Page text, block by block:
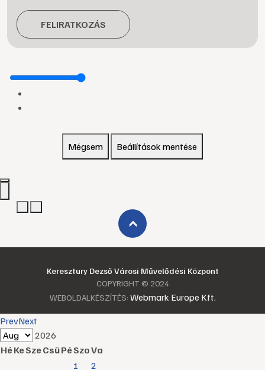
FELIRATKOZÁS
Mégsem Beállítások mentése
›
Keresztury Dezső Városi Művelődési Központ
COPYRIGHT © 2024
WEBOLDALKÉSZÍTÉS: Webmark Europe Kft.
PrevNext
2026
HéKeSzeCsüPéSzoVa
1
2